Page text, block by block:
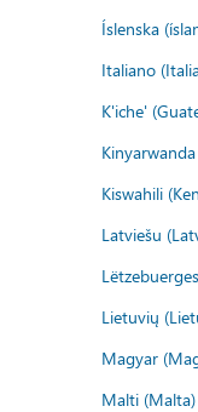
Íslenska
Italiano
K'iche'
Kiswahili
Latviešu
Lietuvių
Magyar
Malti (Malta)